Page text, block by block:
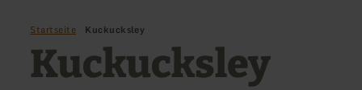
Startseite Kuckucksley
Kuckucksley